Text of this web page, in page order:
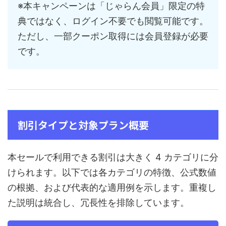
※本キャンペーンは「じゃらん会員」限定の特
典ではなく、ログイン不要でも閲覧可能です。
ただし、一部クーポン取得には会員登録が必要
です。
割引タイプと対象プラン概要
本セールで利用できる割引は大きく 4 カテゴリに分
けられます。以下では各カテゴリの特徴、公式数値
の根拠、および代表的な適用例を示します。重複し
た説明は統合し、冗長性を排除しています。